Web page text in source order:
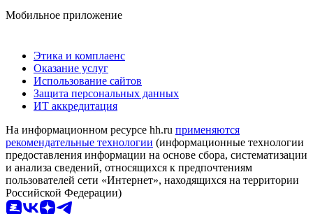
Мобильное приложение
Этика и комплаенс
Оказание услуг
Использование сайтов
Защита персональных данных
ИТ аккредитация
На информационном ресурсе hh.ru применяются
рекомендательные технологии (информационные технологии
предоставления информации на основе сбора, систематизации
и анализа сведений, относящихся к предпочтениям
пользователей сети «Интернет», находящихся на территории
Российской Федерации)